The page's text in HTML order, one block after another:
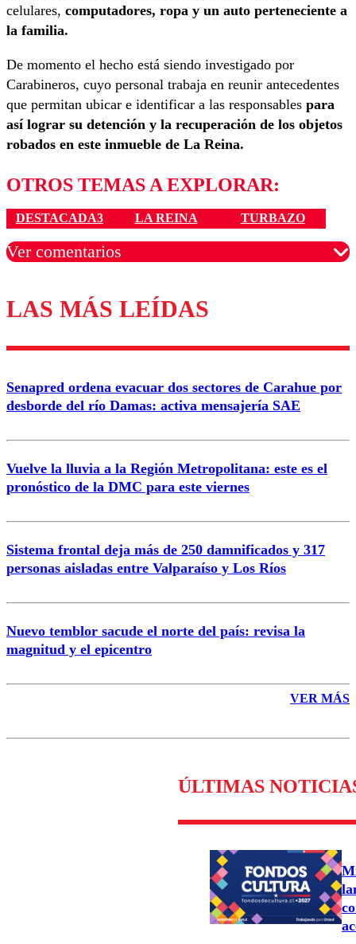
celulares, computadores, ropa y un auto perteneciente a
la familia.
De momento el hecho está siendo investigado por
Carabineros, cuyo personal trabaja en reunir antecedentes
que permitan ubicar e identificar a las responsables para
así lograr su detención y la recuperación de los objetos
robados en este inmueble de La Reina.
OTROS TEMAS A EXPLORAR:
DESTACADA3 LA REINA TURBAZO
Ver comentarios
Los comentarios son moderados para garantizar un
diálogo respetuoso.
Nombre
Correo
Enviar comentario
LAS MÁS LEÍDAS
Senapred ordena evacuar dos sectores de Carahue por
desborde del río Damas: activa mensajería SAE
Vuelve la lluvia a la Región Metropolitana: este es el
pronóstico de la DMC para este viernes
Sistema frontal deja más de 250 damnificados y 317
personas aisladas entre Valparaíso y Los Ríos
Nuevo temblor sacude el norte del país: revisa la
magnitud y el epicentro
VER MÁS
ÚLTIMAS